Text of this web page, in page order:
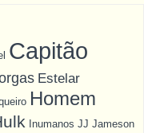
Capitão
Estelar
Homem
Inumanos JJ Jameson